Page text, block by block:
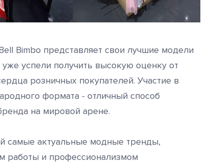
Bimbo представляет свои лучшие модели
успели получить высокую оценку от
розничных покупателей. Участие в
формата - отличный способ
на мировой арене.
самые актуальные модные тренды,
работы и профессионализмом